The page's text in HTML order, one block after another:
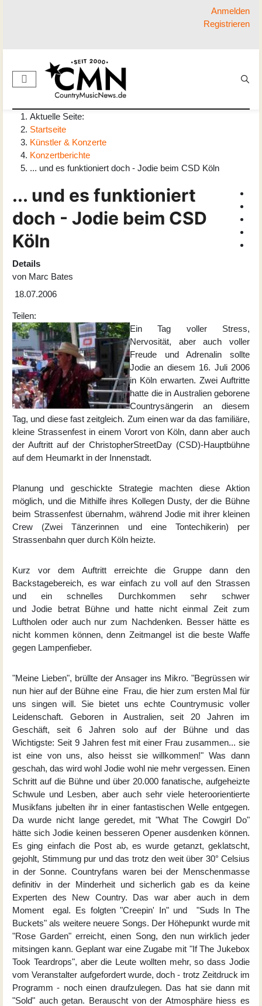
Anmelden
Registrieren
Aktuelle Seite:
Startseite
Künstler & Konzerte
Konzertberichte
... und es funktioniert doch - Jodie beim CSD Köln
... und es funktioniert
doch - Jodie beim CSD
Köln
Details
von Marc Bates
18.07.2006
Teilen:
Ein Tag voller Stress,
Nervosität, aber auch voller
Freude und Adrenalin sollte
Jodie an diesem 16. Juli 2006
in Köln erwarten. Zwei Auftritte
hatte die in Australien geborene
Countrysängerin an diesem
Tag, und diese fast zeitgleich. Zum einen war da das familiäre,
kleine Strassenfest in einem Vorort von Köln, dann aber auch
der Auftritt auf der ChristopherStreetDay (CSD)-Hauptbühne
auf dem Heumarkt in der Innenstadt.
Planung und geschickte Strategie machten diese Aktion
möglich, und die Mithilfe ihres Kollegen Dusty, der die Bühne
beim Strassenfest übernahm, während Jodie mit ihrer kleinen
Crew (Zwei Tänzerinnen und eine Tontechikerin) per
Strassenbahn quer durch Köln heizte.
Kurz vor dem Auftritt erreichte die Gruppe dann den
Backstagebereich, es war einfach zu voll auf den Strassen
und ein schnelles Durchkommen sehr schwer
und Jodie betrat Bühne und hatte nicht einmal Zeit zum
Luftholen oder auch nur zum Nachdenken. Besser hätte es
nicht kommen können, denn Zeitmangel ist die beste Waffe
gegen Lampenfieber.
"Meine Lieben", brüllte der Ansager ins Mikro. "Begrüssen wir
nun hier auf der Bühne eine Frau, die hier zum ersten Mal für
uns singen will. Sie bietet uns echte Countrymusic voller
Leidenschaft. Geboren in Australien, seit 20 Jahren im
Geschäft, seit 6 Jahren solo auf der Bühne und das
Wichtigste: Seit 9 Jahren fest mit einer Frau zusammen... sie
ist eine von uns, also heisst sie willkommen!" Was dann
geschah, das wird wohl Jodie wohl nie mehr vergessen. Einen
Schritt auf die Bühne und über 20.000 fanatische, aufgeheizte
Schwule und Lesben, aber auch sehr viele heteroorientierte
Musikfans jubelten ihr in einer fantastischen Welle entgegen.
Da wurde nicht lange geredet, mit "What The Cowgirl Do"
hätte sich Jodie keinen besseren Opener ausdenken können.
Es ging einfach die Post ab, es wurde getanzt, geklatscht,
gejohlt, Stimmung pur und das trotz den weit über 30° Celsius
in der Sonne. Countryfans waren bei der Menschenmasse
definitiv in der Minderheit und sicherlich gab es da keine
Experten des New Country. Das war aber auch in dem
Moment egal. Es folgten "Creepin' In" und "Suds In The
Buckets" als weitere neuere Songs. Der Höhepunkt wurde mit
"Rose Garden" erreicht, einen Song, den nun wirklich jeder
mitsingen kann. Geplant war eine Zugabe mit "If The Jukebox
Took Teardrops", aber die Leute wollten mehr, so dass Jodie
vom Veranstalter aufgefordert wurde, doch - trotz Zeitdruck im
Programm - noch einen draufzulegen. Das hat sie dann mit
"Sold" auch getan. Berauscht von der Atmosphäre hiess es